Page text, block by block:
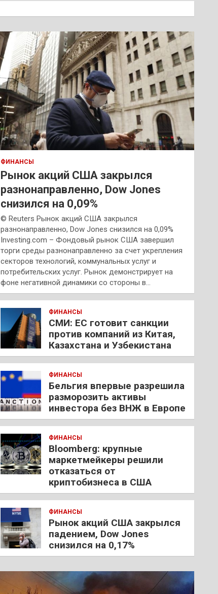
к
ФИНАНСЫ
Рынок акций США закрылся
разнонаправленно, Dow Jones
снизился на 0,09%
© Reuters Рынок акций США закрылся
разнонаправленно, Dow Jones снизился на 0,09%
Investing.com – Фондовый рынок США завершил
торги среды разнонаправленно за счет укрепления
секторов технологий, коммунальных услуг и
потребительских услуг. Рынок демонстрирует на
фоне негативной динамики со стороны в…
ФИНАНСЫ
СМИ: ЕС готовит санкции
против компаний из Китая,
Казахстана и Узбекистана
ФИНАНСЫ
Бельгия впервые разрешила
разморозить активы
инвестора без ВНЖ в Европе
ФИНАНСЫ
Bloomberg: крупные
маркетмейкеры решили
отказаться от
криптобизнеса в США
ФИНАНСЫ
Рынок акций США закрылся
падением, Dow Jones
снизился на 0,17%